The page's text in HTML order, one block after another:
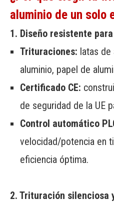
aluminio de un solo
1. Diseño resistente
Trituraciones: latas de
aluminio, papel de
Certificado CE:
de seguridad de la UE
Control automático
velocidad/potencia en
eficiencia óptima.
2. Trituración silenciosa